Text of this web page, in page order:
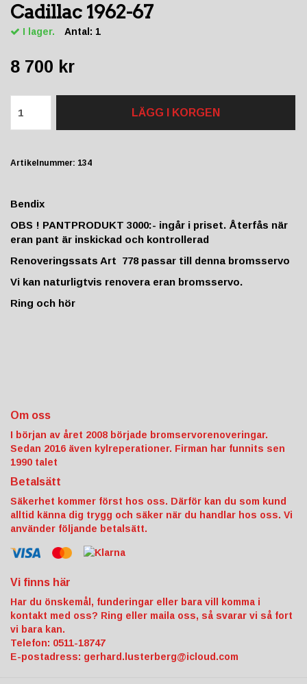
Cadillac 1962-67
I lager. Antal: 1
8 700 kr
LÄGG I KORGEN
Artikelnummer: 134
Bendix
OBS ! PANTPRODUKT 3000:- ingår i priset. Återfås när
eran pant är inskickad och kontrollerad
Renoveringssats Art 778 passar till denna bromsservo
Vi kan naturligtvis renovera eran bromsservo.
Ring och hör
Om oss
I början av året 2008 började bromservorenoveringar.
Sedan 2016 även kylreperationer. Firman har funnits sen
1990 talet
Betalsätt
Säkerhet kommer först hos oss. Därför kan du som kund
alltid känna dig trygg och säker när du handlar hos oss. Vi
använder följande betalsätt.
Vi finns här
Har du önskemål, funderingar eller bara vill komma i
kontakt med oss? Ring eller maila oss, så svarar vi så fort
vi bara kan.
Telefon: 0511-18747
E-postadress: gerhard.lusterberg@icloud.com